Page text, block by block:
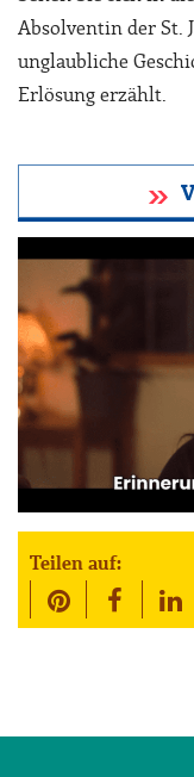
Absolventin der St.
unglaubliche
Erlösung erzählt.
Teilen auf: